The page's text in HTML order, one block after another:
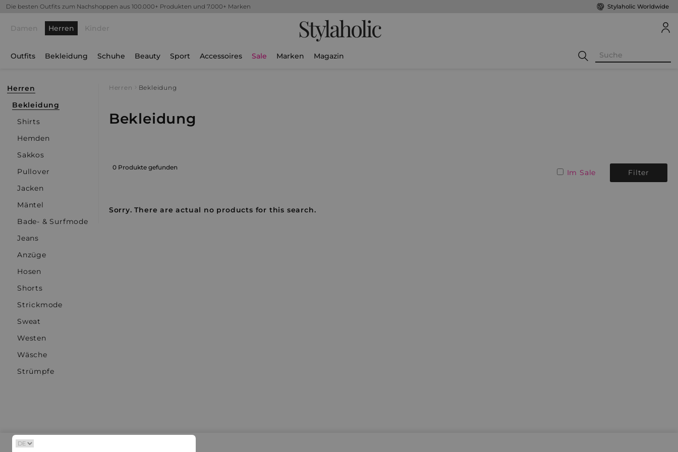
Die besten Outfits zum Nachshoppen aus 100.000+ Produkten und 7.000+ Marken Stylaholic Worldwide
Damen Herren Kinder Stylaholic
Outfits Bekleidung Schuhe Beauty Sport Accessoires Sale Marken Magazin
Herren
Bekleidung
Shirts
Hemden
Sakkos
Pullover
Jacken
Mäntel
Bade- & Surfmode
Jeans
Anzüge
Hosen
Shorts
Strickmode
Sweat
Westen
Wäsche
Strümpfe
Herren Bekleidung
Bekleidung
0 Produkte gefunden
Im Sale Filter
Sorry. There are actual no products for this search.